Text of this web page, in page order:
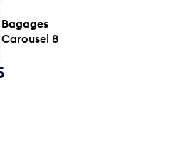
Bagages
Carousel 8